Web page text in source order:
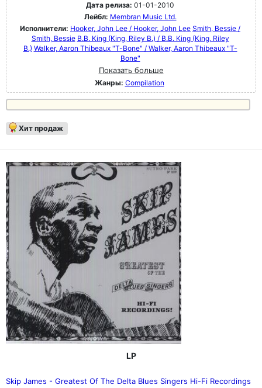
Дата релиза: 01-01-2010
Лейбл: Membran Music Ltd.
Исполнители: Hooker, John Lee / Hooker, John Lee Smith, Bessie /
Smith, Bessie B.B. King (King, Riley B.) / B.B. King (King, Riley
B.) Walker, Aaron Thibeaux "T-Bone" / Walker, Aaron Thibeaux "T-
Bone"
Показать больше
Жанры: Compilation
Хит продаж
LP
Skip James - Greatest Of The Delta Blues Singers Hi-Fi Recordings